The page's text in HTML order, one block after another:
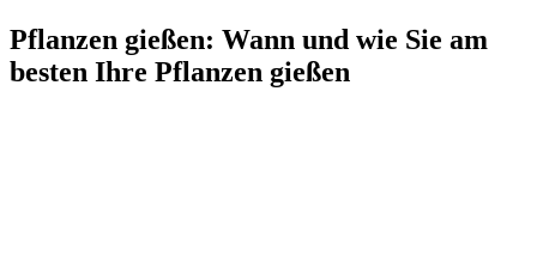
Pflanzen gießen: Wann und wie Sie am
besten Ihre Pflanzen gießen